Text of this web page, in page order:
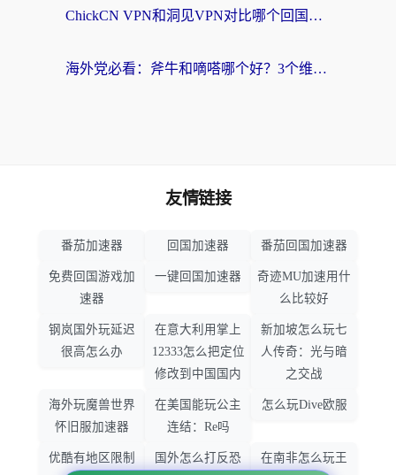
ChickCN VPN和洞见VPN对比哪个回国效果更好？海外党亲测3款加速器+避坑指南
海外党必看：斧牛和嘀嗒哪个好？3个维度教你选对回国加速器
友情链接
番茄加速器 回国加速器 番茄回国加速器
免费回国游戏加
速器
一键回国加速器
奇迹MU加速用什
么比较好
钢岚国外玩延迟
很高怎么办
在意大利用掌上
12333怎么把定位
修改到中国国内
新加坡怎么玩七
人传奇：光与暗
之交战
海外玩魔兽世界
怀旧服加速器
在美国能玩公主
连结：Re吗
怎么玩Dive欧服
优酷有地区限制
国外怎么打反恐
在南非怎么玩王